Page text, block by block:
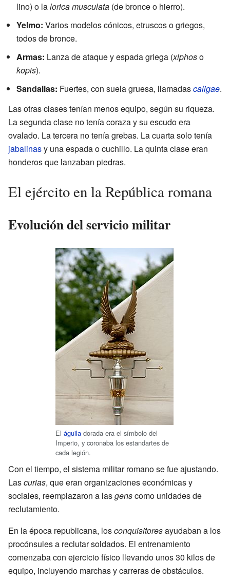
lino) o lalorica musculata (de bronce o hierro).
Yelmo: Varios modelos cónicos, etruscos o griegos,
todos de bronce.
Armas: Lanza de ataque y espada griega (xiphoso
kopis).
Sandalias: Fuertes, con suela gruesa, llamadascaligae.
Las otras clases tenían menos equipo, según su riqueza.
La segunda clase no tenía coraza y su escudo era
ovalado. La tercera no tenía grebas. La cuarta solo tenía
jabalinasy una espada o cuchillo. La quinta clase eran
honderos que lanzaban piedras.
El ejército en la República romana
Evolución del servicio militar
El águila dorada era el símbolo del
Imperio, y coronaba los estandartes de
cada legión.
Con el tiempo, el sistema militar romano se fue ajustando.
Lascurias, que eran organizaciones económicas y
sociales, reemplazaron a lasgenscomo unidades de
reclutamiento.
En la época republicana, losconquisitoresayudaban a los
procónsules a reclutar soldados. El entrenamiento
comenzaba con ejercicio físico llevando unos 30 kilos de
equipo, incluyendo marchas y carreras de obstáculos.